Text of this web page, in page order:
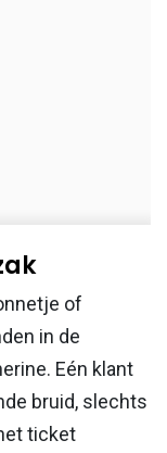
of
in de
Eén klant
bruid, slechts
ticket